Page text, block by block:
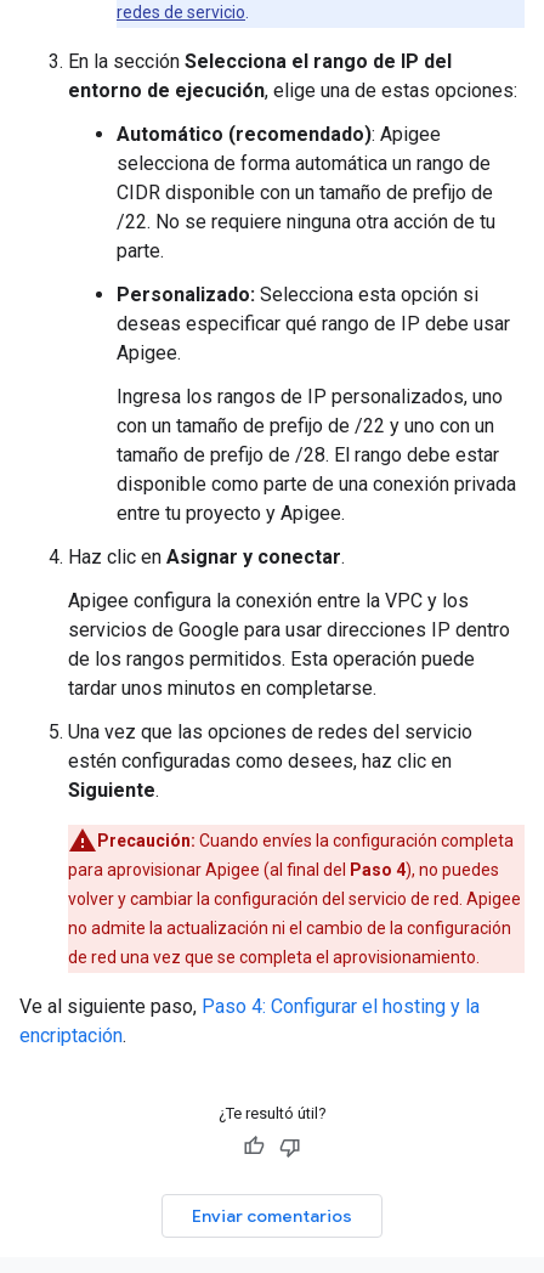
redes de servicio
En la sección Selecciona el rango de IP del
entorno de ejecución, elige una de estas opciones:
Automático (recomendado): Apigee
selecciona de forma automática un rango de
CIDR disponible con un tamaño de prefijo de
/22. No se requiere ninguna otra acción de tu
parte.
Personalizado: Selecciona esta opción si
deseas especificar qué rango de IP debe usar
Apigee.
Ingresa los rangos de IP personalizados, uno
con un tamaño de prefijo de /22 y uno con un
tamaño de prefijo de /28. El rango debe estar
disponible como parte de una conexión privada
entre tu proyecto y Apigee.
Haz clic en Asignar y conectar.
Apigee configura la conexión entre la VPC y los
servicios de Google para usar direcciones IP dentro
de los rangos permitidos. Esta operación puede
tardar unos minutos en completarse.
Una vez que las opciones de redes del servicio
estén configuradas como desees, haz clic en
Siguiente.
Precaución: Cuando envíes la configuración completa
para aprovisionar Apigee (al final del
Paso 4), no puedes
volver y cambiar la configuración del servicio de red. Apigee
no admite la actualización ni el cambio de la configuración
de red una vez que se completa el aprovisionamiento.
Ve al siguiente paso, Paso 4: Configurar el hosting y la
encriptación.
¿Te resultó útil?
Enviar comentarios